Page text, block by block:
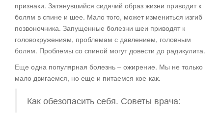
признаки. Затянувшийся сидячий образ жизни приводит к
болям в спине и шее. Мало того, может измениться изгиб
позвоночника. Запущенные болезни шеи приводят к
головокружениям, проблемам с давлением, головным
болям. Проблемы со спиной могут довести до радикулита.
Еще одна популярная болезнь – ожирение. Мы не только
мало двигаемся, но еще и питаемся кое-как.
Как обезопасить себя. Советы врача: